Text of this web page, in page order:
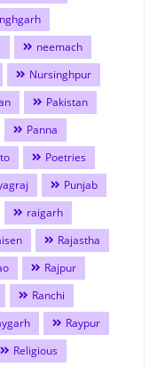
neemach
Nursinghpur
Pakistan
Panna
Poetries
Punjab
raigarh
Rajastha
Rajpur
Ranchi
Raypur
Religious